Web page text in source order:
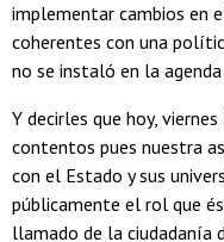
implementar cambios en
coherentes con una
no se instaló en la
Y decirles que hoy,
contentos pues nuestra
con el Estado y sus
públicamente el rol que
llamado de la ciudadanía